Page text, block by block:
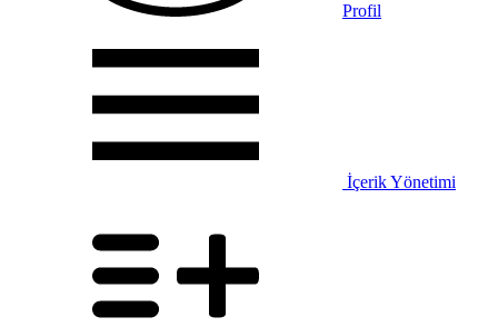
Profil
İçerik Yönetimi